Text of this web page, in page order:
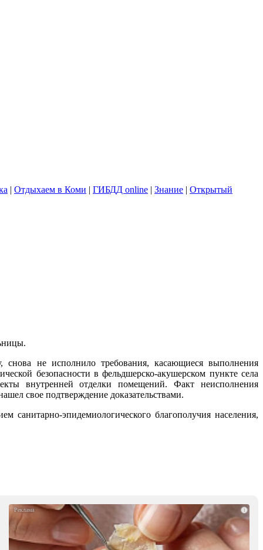
| Отдыхаем в Коми | ГИБДД online | Знание | Открытый
снова не исполнило требования, касающиеся выполнения
безопасности в фельдшерско-акушерском пункте села
внутренней отделки помещений. Факт неисполнения
свое подтверждение доказательствами.
санитарно-эпидемиологического благополучия населения,
i